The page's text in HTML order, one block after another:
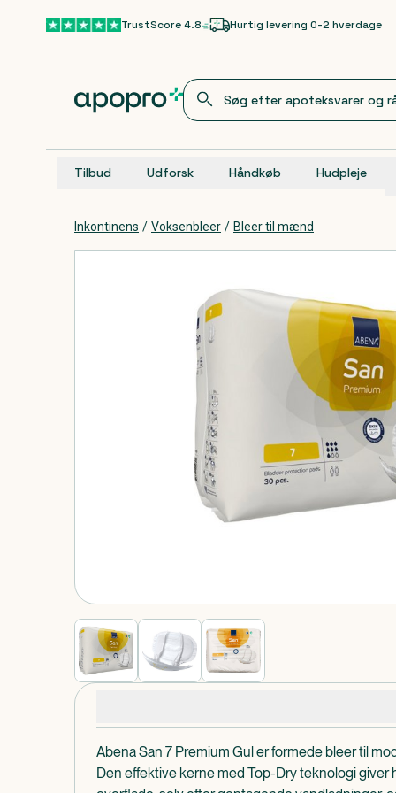
Gå til hovedindholdTrustScore 4.8 Hurtig levering 0-2 hverdage
Tilbud Udforsk Håndkøb Hudpleje
Inkontinens / Voksenbleer / Bleer til mænd
Abena San 7 Premium Gul er formede bleer til
Den effektive kerne med Top-Dry teknologi giver